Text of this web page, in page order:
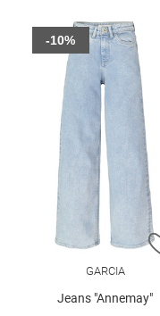
GARCIA
Jeans "Annemay"
-10%